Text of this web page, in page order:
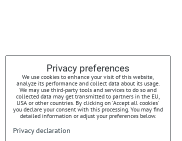
Privacy preferences
We use cookies to enhance your visit of this website,
analyze its performance and collect data about its usage.
We may use third-party tools and services to do so and
collected data may get transmitted to partners in the EU,
USA or other countries. By clicking on 'Accept all cookies'
you declare your consent with this processing. You may find
detailed information or adjust your preferences below.
Privacy declaration